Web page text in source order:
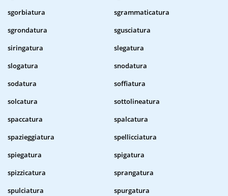
sgorbiatura
sgrammaticatura
sgrondatura
sgusciatura
siringatura
slegatura
slogatura
snodatura
sodatura
soffiatura
solcatura
sottolineatura
spaccatura
spalcatura
spazieggiatura
spellicciatura
spiegatura
spigatura
spizzicatura
sprangatura
spulciatura
spurgatura